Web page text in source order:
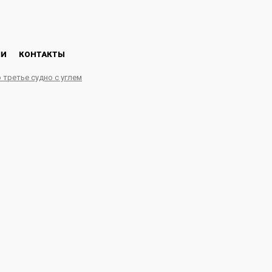
КОНТАКТЫ
судно с углем